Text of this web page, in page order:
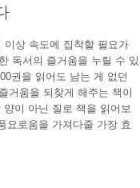
이상 속도에 집착할 필요가
독서의 즐거움을 누릴 수 있
권을 읽어도 남는 게 없던
거움을 되찾게 해주는 책이
이 아닌 질로 책을 읽어보
요로움을 가져다줄 가장 효